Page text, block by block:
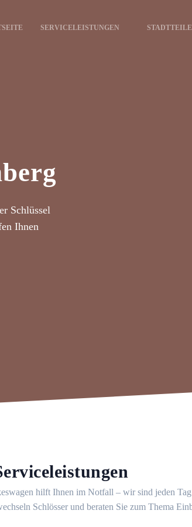
SERVICELEISTUNGEN STADTTEILE
Schlüssel
Ihnen
hilft Ihnen im Notfall – wir sind jeden
Schlösser und beraten Sie zum Thema